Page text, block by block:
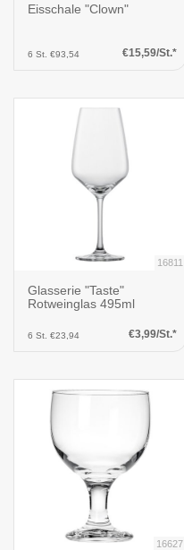
Eisschale "Clown"
6 St. €93,54 €15,59/St.*
16811
Glasserie "Taste"
Rotweinglas 495ml
6 St. €23,94 €3,99/St.*
16627